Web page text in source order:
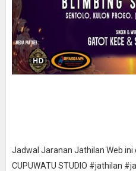
Jadwal Jaranan Jathilan Web ini
CUPUWATU STUDIO #jathilan